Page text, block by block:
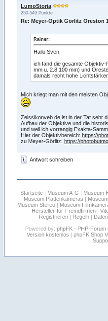
LumoStoria
250-549 Punkte
Re: Meyer-Optik Görlitz Oreston
Rainer:
Hallo Sven,
ich fand die gesamte
mm u. 2.8 100 mm) und
damals recht hohe
Mich kriegt man mit den meisten
Zeissikonveb.de ist in der Tat sehr
Aufbau der Objektive und die
und weil ich vorrangig Exakta-
Hier der Objektivbereich: https://
zu Meyer-Görlitz: https://
Antwort schreiben
Startseite | Museum A-G | Museum
Museum Plattenkameras |
Museum Stereo| Museum
Hersteller-für-Fremdfirmen |
Registrieren | Regeln |
Powered by: phpFK - PHP-Forum
Version kostenlos | phpFK Shop